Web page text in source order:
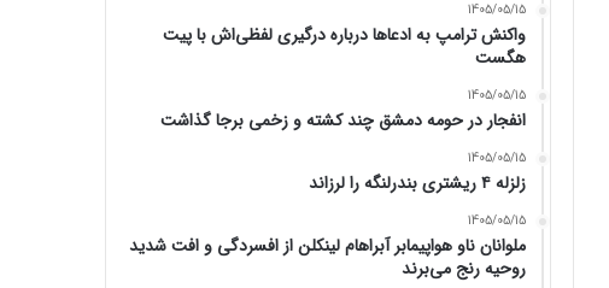
1405/05/15
واکنش ترامپ به ادعاها درباره درگیری لفظی‌اش با پیت
هگست
1405/05/15
انفجار در حومه دمشق چند کشته و زخمی برجا گذاشت
1405/05/15
زلزله ۴ ریشتری بندرلنگه را لرزاند
1405/05/15
ملوانان ناو هواپیمابر آبراهام لینکلن از افسردگی و افت شدید
روحیه رنج می‌برند